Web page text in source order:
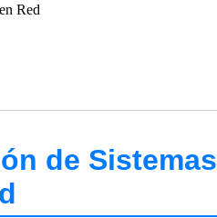
Red
de Sistemas